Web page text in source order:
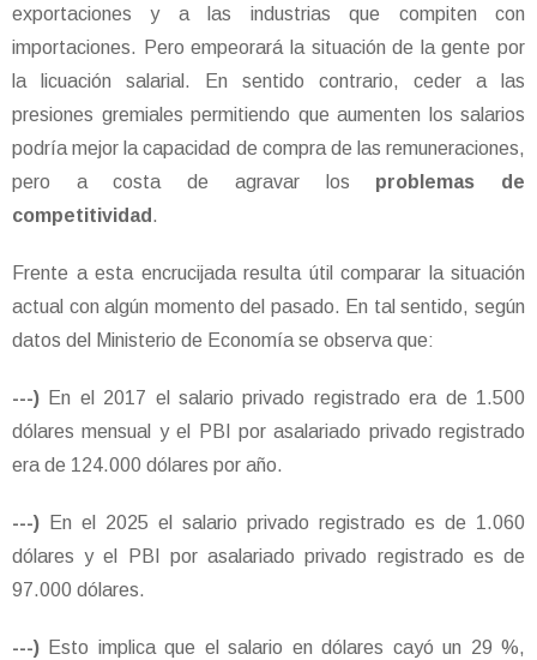
exportaciones y a las industrias que compiten con
importaciones. Pero empeorará la situación de la gente por
la licuación salarial. En sentido contrario, ceder a las
presiones gremiales permitiendo que aumenten los salarios
podría mejor la capacidad de compra de las remuneraciones,
pero a costa de agravar los problemas de
competitividad .
Frente a esta encrucijada resulta útil comparar la situación
actual con algún momento del pasado. En tal sentido, según
datos del Ministerio de Economía se observa que:
---) En el 2017 el salario privado registrado era de 1.500
dólares mensual y el PBI por asalariado privado registrado
era de 124.000 dólares por año.
---)
En el 2025 el salario privado registrado es de 1.060
dólares y el PBI por asalariado privado registrado es de
97.000 dólares.
---) Esto implica que el salario en dólares cayó un 29 %,